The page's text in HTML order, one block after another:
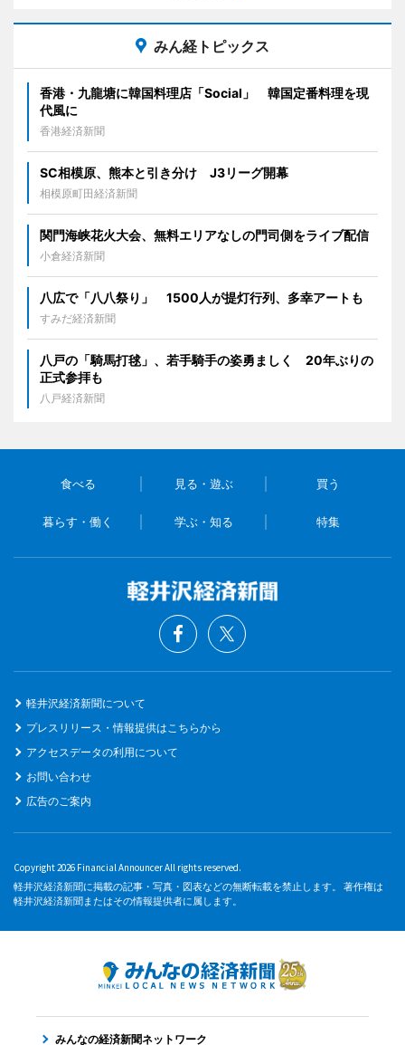
みん経トピックス
香港・九龍塘に韓国料理店「Social」 韓国定番料理を現
代風に
香港経済新聞
SC相模原、熊本と引き分け J3リーグ開幕
相模原町田経済新聞
関門海峡花火大会、無料エリアなしの門司側をライブ配信
小倉経済新聞
八広で「八八祭り」 1500人が提灯行列、多幸アートも
すみだ経済新聞
八戸の「騎馬打毬」、若手騎手の姿勇ましく 20年ぶりの
正式参拝も
八戸経済新聞
食べる 見る・遊ぶ 買う
暮らす・働く 学ぶ・知る 特集
軽井沢経済新聞について
プレスリリース・情報提供はこちらから
アクセスデータの利用について
お問い合わせ
広告のご案内
Copyright 2026 Financial Announcer All rights reserved.
軽井沢経済新聞に掲載の記事・写真・図表などの無断転載を禁止します。 著作権は
軽井沢経済新聞またはその情報提供者に属します。
みんなの経済新聞ネットワーク